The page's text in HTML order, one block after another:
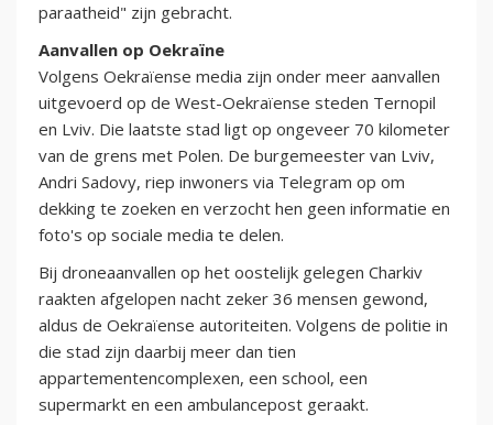
paraatheid" zijn gebracht.
Aanvallen op Oekraïne
Volgens Oekraïense media zijn onder meer aanvallen
uitgevoerd op de West-Oekraïense steden Ternopil
en Lviv. Die laatste stad ligt op ongeveer 70 kilometer
van de grens met Polen. De burgemeester van Lviv,
Andri Sadovy, riep inwoners via Telegram op om
dekking te zoeken en verzocht hen geen informatie en
foto's op sociale media te delen.
Bij droneaanvallen op het oostelijk gelegen Charkiv
raakten afgelopen nacht zeker 36 mensen gewond,
aldus de Oekraïense autoriteiten. Volgens de politie in
die stad zijn daarbij meer dan tien
appartementencomplexen, een school, een
supermarkt en een ambulancepost geraakt.